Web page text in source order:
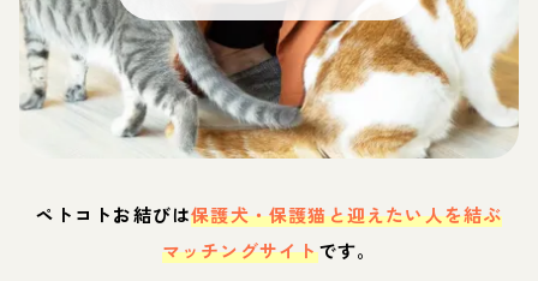
ペトコトお結びは保護犬・保護猫と迎えたい人を結ぶ
マッチングサイトです。